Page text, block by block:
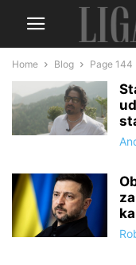
Home Blog Page 144